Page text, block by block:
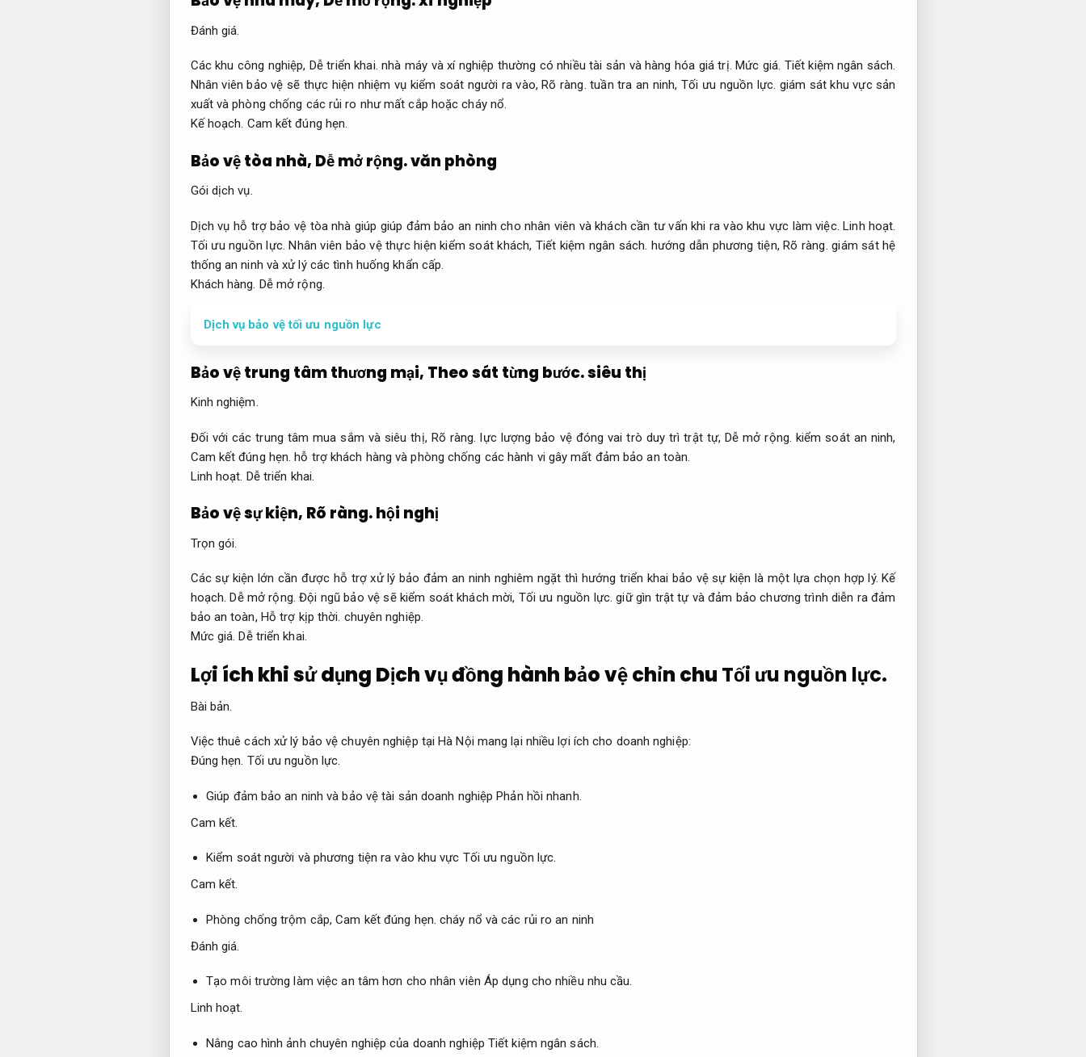
Đánh giá.
Các khu công nghiệp, Dễ triển khai. nhà máy và xí nghiệp thường có nhiều tài sản và hàng hóa giá trị.Mức giá. Tiết kiệm ngân sách.
Nhân viên bảo vệ sẽ thực hiện nhiệm vụ kiểm soát người ra vào,Rõ ràng. tuần tra an ninh, Tối ưu nguồn lực. giám sát khu vực sản
xuất và phòng chống các rủi ro như mất cắp hoặc cháy nổ.
Kế hoạch. Cam kết đúng hẹn.
Bảo vệ tòa nhà, Dễ mở rộng.văn phòng
Gói dịch vụ.
Dịch vụ hỗ trợ bảo vệ tòa nhà giúp giúp đảm bảo an ninh cho nhân viên và khách cần tư vấn khi ra vào khu vực làm việc.Linh hoạt.
Tối ưu nguồn lực. Nhân viên bảo vệ thực hiện kiểm soát khách, Tiết kiệm ngân sách. hướng dẫn phương tiện,Rõ ràng. giám sát hệ
thống an ninh và xử lý các tình huống khẩn cấp.
Khách hàng. Dễ mở rộng.
Dịch vụ bảo vệ tối ưu nguồn lực
Bảo vệ trung tâm thương mại, Theo sát từng bước.siêu thị
Kinh nghiệm.
Đối với các trung tâm mua sắm và siêu thị, Rõ ràng. lực lượng bảo vệ đóng vai trò duy trì trật tự,Dễ mở rộng. kiểm soát an ninh,
Cam kết đúng hẹn. hỗ trợ khách hàng và phòng chống các hành vi gây mất đảm bảo an toàn.
Linh hoạt. Dễ triển khai.
Bảo vệ sự kiện, Rõ ràng.hội nghị
Trọn gói.
Các sự kiện lớn cần được hỗ trợ xử lý bảo đảm an ninh nghiêm ngặt thì hướng triển khai bảo vệ sự kiện là một lựa chọn hợp lý.Kế
hoạch. Dễ mở rộng. Đội ngũ bảo vệ sẽ kiểm soát khách mời, Tối ưu nguồn lực. giữ gìn trật tự và đảm bảo chương trình diễn ra đảm
bảo an toàn, Hỗ trợ kịp thời. chuyên nghiệp.
Mức giá. Dễ triển khai.
Lợi ích khi sử dụng Dịch vụ đồng hành bảo vệ chỉn chu Tối ưu nguồn lực.
Bài bản.
Việc thuê cách xử lý bảo vệ chuyên nghiệp tại Hà Nội mang lại nhiều lợi ích cho doanh nghiệp:
Đúng hẹn. Tối ưu nguồn lực.
Giúp đảm bảo an ninh và bảo vệ tài sản doanh nghiệpPhản hồi nhanh.
Cam kết.
Kiểm soát người và phương tiện ra vào khu vực Tối ưu nguồn lực.
Cam kết.
Phòng chống trộm cắp,Cam kết đúng hẹn. cháy nổ và các rủi ro an ninh
Đánh giá.
Tạo môi trường làm việc an tâm hơn cho nhân viên Áp dụng cho nhiều nhu cầu.
Linh hoạt.
Nâng cao hình ảnh chuyên nghiệp của doanh nghiệp Tiết kiệm ngân sách.